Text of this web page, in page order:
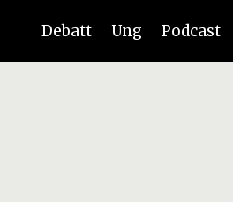
Debatt Ung Podcast